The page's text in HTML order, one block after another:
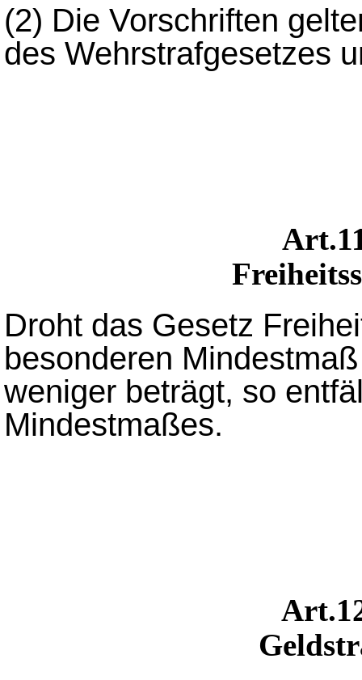
(2) Die Vorschriften
des Wehrstrafgesetzes
Droht das Gesetz
besonderen
weniger beträgt, so
Mindestmaßes.